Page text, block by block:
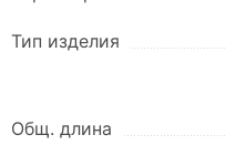
Тип изделия
Общ. длина